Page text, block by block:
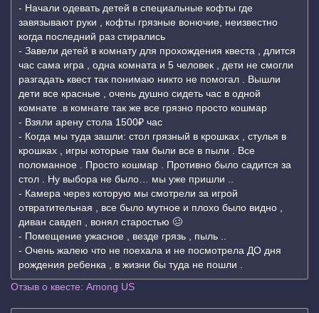
- Начали одевать детей в специальные кофты где
завязывают руки , кофты грязные вонючие, неизвестно
когда последний раз стирались
- Завели детей в комнату для прохождения квеста , длится
час сама игра , одна комната и 5 человек , дети не смогли
разгадать квест так понимаю никто не помогал . Вышли
дети все красные , очень душно сидеть час в одной
комнате .в комнате так же все грязно просто кошмар
- Взяли арену стола 1500₽ час
- Когда мы туда зашли: стол грязный в крошках , стулья в
крошках , игры которые там были все в пыли . Все
поломанное . Просто кошмар . Противно было садится за
стол . Ну выбора не было… мы уже пришли ..
- Камера через которую мы смотрели за игрой
отвратительная , все было мутное и плохо было видно ,
диван савдеп , вонял старостью 🥴
- Помещение ужасное , везде грязь , пыль ..
- Очень жалею что не поехала и не посмотрела ДО дня
рождения ребенка , в жизни бы туда не пошли .
Отзыв о квесте: Among US